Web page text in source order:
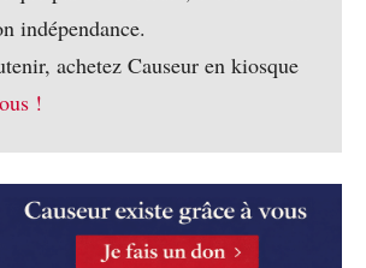
indépendance.
achetez Causeur en kiosque
!